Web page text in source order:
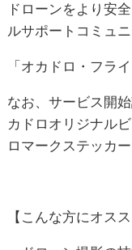
ドローンをより安
ルサポートコミュニ
「オカドロ・フラ
なお、サービス開
カドロオリジナル
ロマークステッカ
【こんな方にオスス